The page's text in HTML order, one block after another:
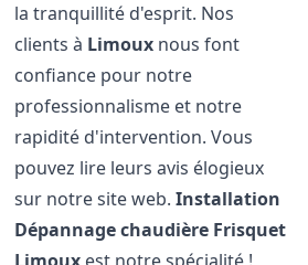
la tranquillité d'esprit. Nos
clients à Limoux nous font
confiance pour notre
professionnalisme et notre
rapidité d'intervention. Vous
pouvez lire leurs avis élogieux
sur notre site web.Installation
Dépannage chaudière Frisquet